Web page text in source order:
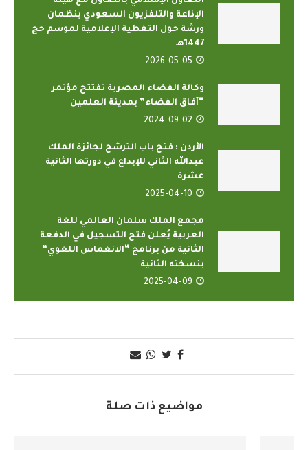
الإذاعة والتلفزيون السعودي ينظمان
ورشة حول التغطية الإعلامية لموسم حج
1447هـ
2026-05-05
وكالة الفضاء المصرية تفتتح مؤتمر
“آفاق الفضاء” بمدينة العلمين
2024-09-02
الأردن : فتح باب الترشح لجائزة الملك
عبدالله الثاني للإبداع في دورتها الثانية
عشرة
2025-04-10
مجمع الملك سلمان العالمي للغة
العربية يُعلن فتح التسجيل في الدفعة
الثانية من برنامج “الانغماس اللغوي”
بنسخته الثانية
2025-04-09
مواضيع ذات صلة